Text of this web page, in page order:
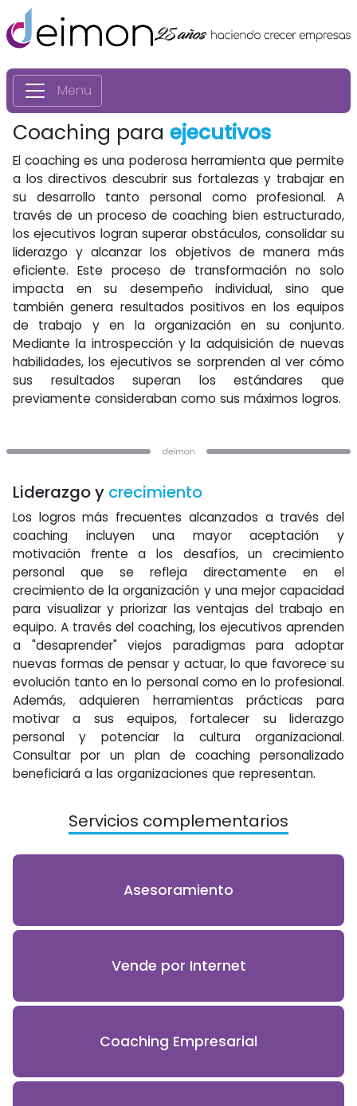
Menu
Coaching para ejecutivos
El coaching es una poderosa herramienta que permite
a los directivos descubrir sus fortalezas y trabajar en
su desarrollo tanto personal como profesional. A
través de un proceso de coaching bien estructurado,
los ejecutivos logran superar obstáculos, consolidar su
liderazgo y alcanzar los objetivos de manera más
eficiente. Este proceso de transformación no solo
impacta en su desempeño individual, sino que
también genera resultados positivos en los equipos
de trabajo y en la organización en su conjunto.
Mediante la introspección y la adquisición de nuevas
habilidades, los ejecutivos se sorprenden al ver cómo
sus resultados superan los estándares que
previamente consideraban como sus máximos logros.
Liderazgo y crecimiento
Los logros más frecuentes alcanzados a través del
coaching incluyen una mayor aceptación y
motivación frente a los desafíos, un crecimiento
personal que se refleja directamente en el
crecimiento de la organización y una mejor capacidad
para visualizar y priorizar las ventajas del trabajo en
equipo. A través del coaching, los ejecutivos aprenden
a "desaprender" viejos paradigmas para adoptar
nuevas formas de pensar y actuar, lo que favorece su
evolución tanto en lo personal como en lo profesional.
Además, adquieren herramientas prácticas para
motivar a sus equipos, fortalecer su liderazgo
personal y potenciar la cultura organizacional.
Consultar por un plan de coaching personalizado
beneficiará a las organizaciones que representan.
Servicios complementarios
Asesoramiento
Vende por Internet
Coaching Empresarial